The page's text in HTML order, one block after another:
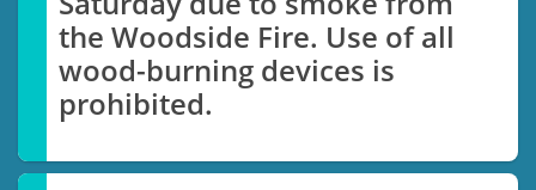
the Woodside Fire. Use of all
wood-burning devices is
prohibited.